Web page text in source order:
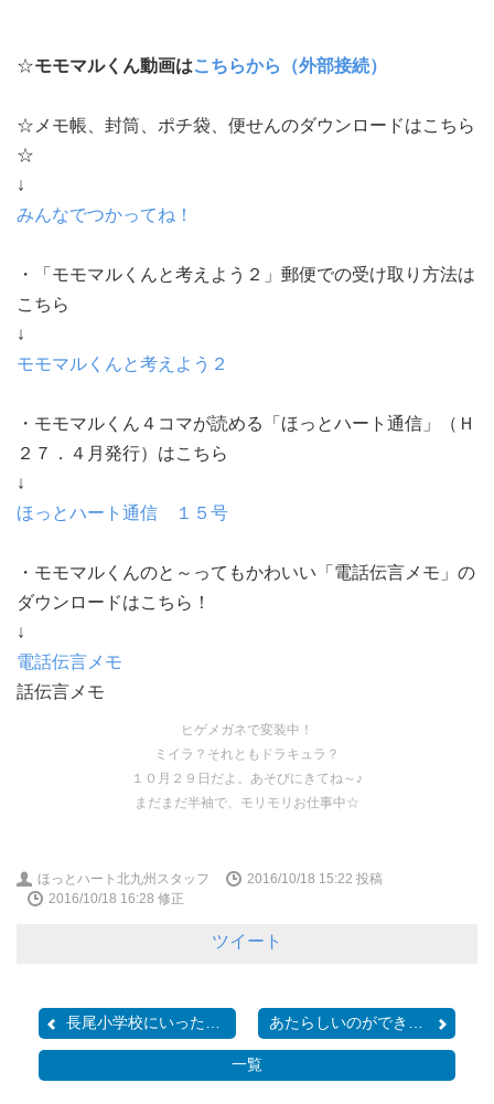
☆モモマルくん動画はこちらから（外部接続）
☆メモ帳、封筒、ポチ袋、便せんのダウンロードはこちら
☆
↓
みんなでつかってね！
・「モモマルくんと考えよう２」郵便での受け取り方法は
こちら
↓
モモマルくんと考えよう２
・モモマルくん４コマが読める「ほっとハート通信」（Ｈ
２７．４月発行）はこちら
↓
ほっとハート通信 １５号
・モモマルくんのと～ってもかわいい「電話伝言メモ」の
ダウンロードはこちら！
↓
電話伝言メモ
話伝言メモ
ヒゲメガネで変装中！
ミイラ？それともドラキュラ？
１０月２９日だよ。あそびにきてね～♪
まだまだ半袖で、モリモリお仕事中☆
ほっとハート北九州スタッフ 2016/10/18 15:22 投稿
2016/10/18 16:28 修正
ツイート
長尾小学校にいったおはな...
一覧